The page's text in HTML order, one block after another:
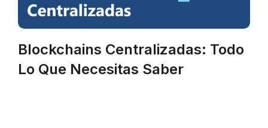
Blockchains Centralizadas: Todo
Lo Que Necesitas Saber